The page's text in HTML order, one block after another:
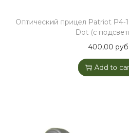
Оптический прицел Patriot P4-
Dot (c
400,00 руб.
Add to